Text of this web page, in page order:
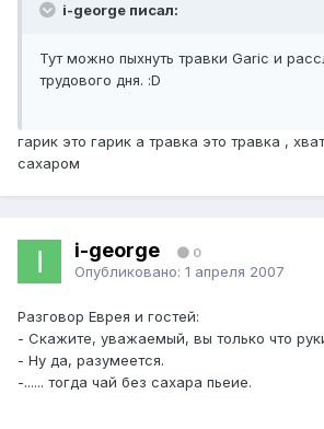
i-george писал:
Тут можно пыхнуть травки Garic и
трудового дня. :D
гарик это гарик а травка это травка ,
сахаром
i-george 0
Опубликовано: 1 апреля 2007
Разговор Еврея и гостей:
- Скажите, уважаемый, вы только что
- Ну да, разумеется.
-...... тогда чай без сахара пьеие.